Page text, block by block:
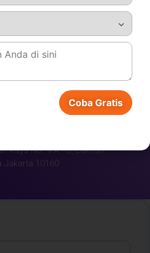
GRATIS
Kami
Raya No. 9 A - B, Daerah
Jakarta 10160
Coba Gratis